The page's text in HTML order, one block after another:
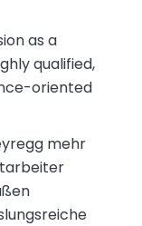
as a
qualified,
oriented
mehr